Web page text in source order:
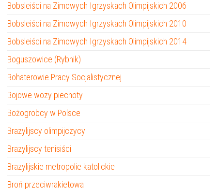
Bobsleiści na Zimowych Igrzyskach Olimpijskich 2006
Bobsleiści na Zimowych Igrzyskach Olimpijskich 2010
Bobsleiści na Zimowych Igrzyskach Olimpijskich 2014
Boguszowice (Rybnik)
Bohaterowie Pracy Socjalistycznej
Bojowe wozy piechoty
Bożogrobcy w Polsce
Brazylijscy olimpijczycy
Brazylijscy tenisiści
Brazylijskie metropolie katolickie
Broń przeciwrakietowa